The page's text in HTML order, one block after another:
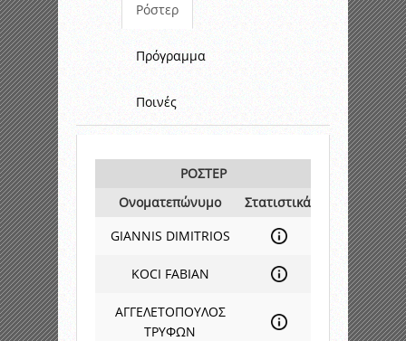
Ρόστερ
Πρόγραμμα
Ποινές
ΡΟΣΤΕΡ
Ονοματεπώνυμο
Στατιστικά
GIANNIS DIMITRIOS
KOCI FABIAN
ΑΓΓΕΛΕΤΟΠΟΥΛΟΣ
ΤΡΥΦΩΝ